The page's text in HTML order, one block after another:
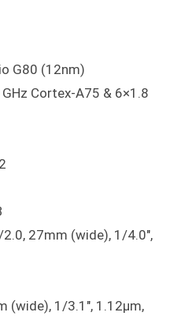
G80 (12nm)
Cortex-A75 & 6×1.8
2.0, 27mm (wide), 1/4.0″,
(wide), 1/3.1″, 1.12µm,